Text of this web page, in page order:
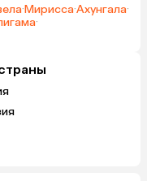
·Мирисса·Ахунгала·
·